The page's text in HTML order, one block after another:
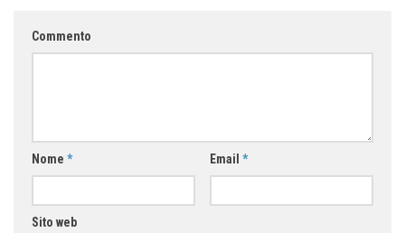
Commento
Nome * Email *
Sito web